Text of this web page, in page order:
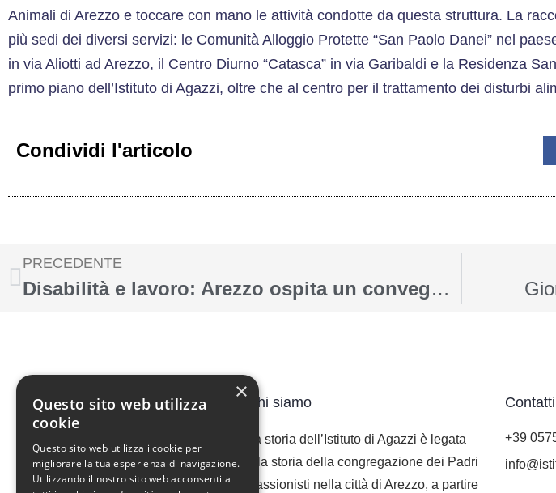
Animali di Arezzo e toccare con mano le attività condotte da questa struttura. La
più sedi dei diversi servizi: le Comunità Alloggio Protette “San Paolo Danei” nel
in via Aliotti ad Arezzo, il Centro Diurno “Catasca” in via Garibaldi e la Residenza
primo piano dell’Istituto di Agazzi, oltre che al centro per il trattamento dei disturbi
Condividi l'articolo
PRECEDENTE
Disabilità e lavoro: Arezzo ospita un convegno di spessore nazionale
Chi siamo
La storia dell’Istituto di Agazzi è legata
alla storia della congregazione dei Padri
Passionisti nella città di Arezzo, a partire
Contatti
+39
×
Questo sito web utilizza
cookie
Questo sito web utilizza i cookie per
migliorare la tua esperienza di navigazione.
Utilizzando il nostro sito web acconsenti a